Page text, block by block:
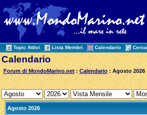
Topic Attivi Lista Membri Calendario Cerca
Calendario
Forum di MondoMarino.net :Calendario : Agosto 2026
Agosto 2026